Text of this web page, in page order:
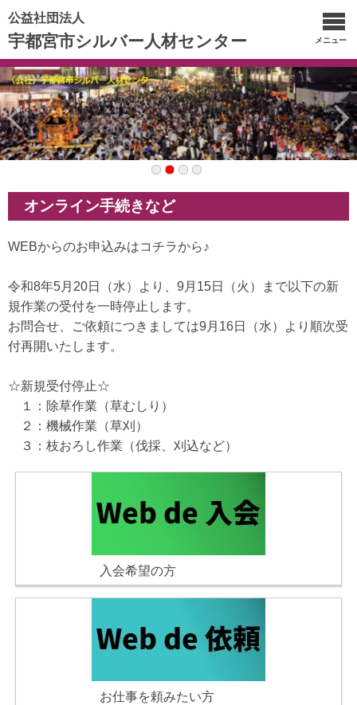
公益社団法人
宇都宮市シルバー人材センター メニュー
オンライン手続きなど
WEBからのお申込みはコチラから♪
令和8年5月20日（水）より、9月15日（火）まで以下の新
規作業の受付を一時停止します。
お問合せ、ご依頼につきましては9月16日（水）より順次受
付再開いたします。
☆新規受付停止☆
１：除草作業（草むしり）
２：機械作業（草刈）
３：枝おろし作業（伐採、刈込など）
入会希望の方
お仕事を頼みたい方